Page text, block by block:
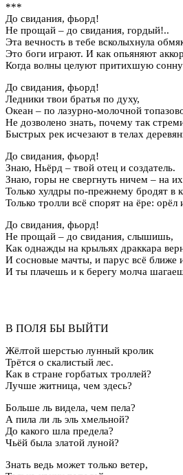
***
До свидания, фьорд!
Не прощай – до свидания, гордый!..
Эта вечность в тебе всколыхнула
Это боги играют. И как опьяняют
Когда волны целуют притихшую
До свидания, фьорд!
Ледники твои братья по духу,
Океан – по лазурно-молочной
Не дозволено знать, почему так
Быстрых рек исчезают в телах
До свидания, фьорд!
Знаю, Ньёрд – твой отец и создатель.
Знаю, горы не свергнуть ничем – на
Только хулдры по-прежнему бродят в
Только тролли всё спорят на ёре: орёл
До свидания, фьорд!
Не прощай – до свидания, слышишь,
Как однажды на крыльях драккара
И сосновые мачты, и парус всё
И ты плачешь и к берегу молча
В ПОЛЯ БЫ ВЫЙТИ
Жёлтой шерстью лунный кролик
Трётся о скалистый лес.
Как в стране горбатых троллей?
Лучше житница, чем здесь?
Больше ль видела, чем пела?
А пила ли ль эль хмельной?
До какого шла предела?
Чьёй была златой луной?
Знать ведь может только ветер,